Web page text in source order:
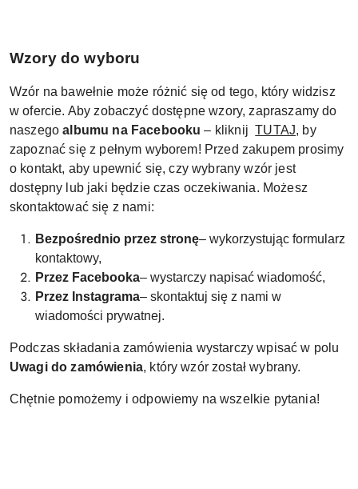
Wzory do wyboru
Wzór na bawełnie może różnić się od tego, który widzisz
w ofercie. Aby zobaczyć dostępne wzory, zapraszamy do
naszegoalbumu na Facebooku – kliknij TUTAJ, by
zapoznać się z pełnym wyborem! Przed zakupem prosimy
o kontakt, aby upewnić się, czy wybrany wzór jest
dostępny lub jaki będzie czas oczekiwania. Możesz
skontaktować się z nami:
Bezpośrednio przez stronę– wykorzystując formularz
kontaktowy,
Przez Facebooka– wystarczy napisać wiadomość,
Przez Instagrama– skontaktuj się z nami w
wiadomości prywatnej.
Podczas składania zamówienia wystarczy wpisać w polu
Uwagi do zamówienia, który wzór został wybrany.
Chętnie pomożemy i odpowiemy na wszelkie pytania!